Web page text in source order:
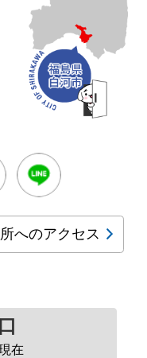
Youtube
へのアクセス
在